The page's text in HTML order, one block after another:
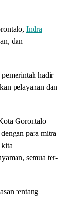
Indra
dan
hadir
pelayanan dan
Gorontalo
para mitra
kita
semua ter-
tentang